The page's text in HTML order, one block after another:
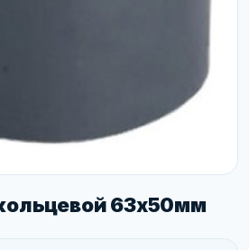
63х50мм